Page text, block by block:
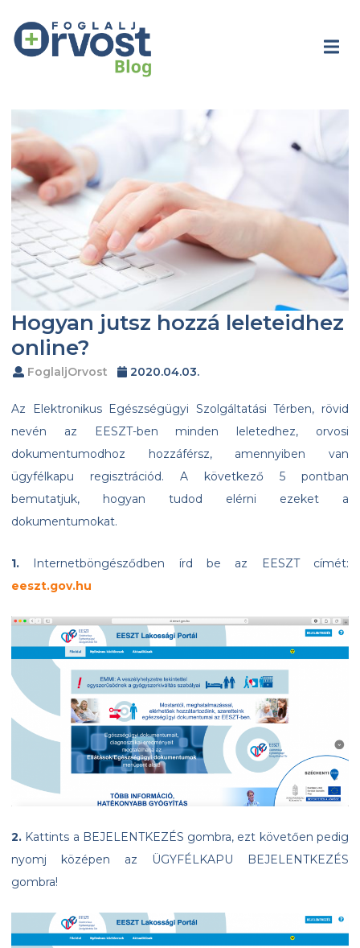
Hogyan jutsz hozzá leleteidhez
online?
FoglaljOrvost 2020.04.03.
Az Elektronikus Egészségügyi Szolgáltatási Térben, rövid
nevén az EESZT-ben minden leletedhez, orvosi
dokumentumodhoz hozzáférsz, amennyiben van
ügyfélkapu regisztrációd. A következő 5 pontban
bemutatjuk, hogyan tudod elérni ezeket a
dokumentumokat.
1.
Internetböngésződben írd be az EESZT címét:
eeszt.gov.hu
2. Kattints a BEJELENTKEZÉS gombra, ezt követően pedig
nyomj középen az ÜGYFÉLKAPU BEJELENTKEZÉS
gombra!